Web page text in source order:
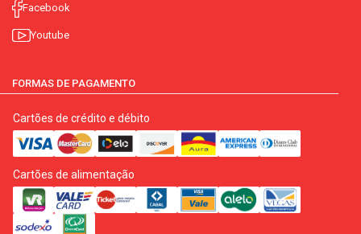
Facebook
Youtube
FORMAS DE PAGAMENTO
Cartões de crédito e débito
Cartões de alimentação